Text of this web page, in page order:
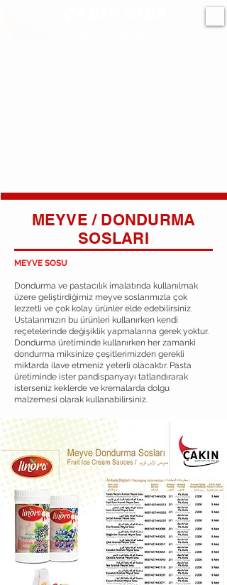
MEYVE / DONDURMA
SOSLARI
MEYVE SOSU
Dondurma ve pastacılık imalatında kullanılmak
üzere geliştirdiğimiz meyve soslarımızla çok
lezzetli ve çok kolay ürünler elde edebilirsiniz.
Ustalarımızın bu ürünleri kullanırken kendi
reçetelerinde değişiklik yapmalarına gerek yoktur.
Dondurma üretiminde kullanırken her zamanki
dondurma miksinize çeşitlerimizden gerekli
miktarda ilave etmeniz yeterli olacaktır. Pasta
üretiminde ister pandispanyayı tatlandırarak
isterseniz keklerde ve kremalarda dolgu
malzemesi olarak kullanabilirsiniz.